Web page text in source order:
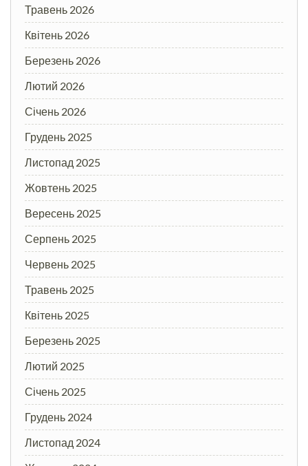
Травень 2026
Квітень 2026
Березень 2026
Лютий 2026
Січень 2026
Грудень 2025
Листопад 2025
Жовтень 2025
Вересень 2025
Серпень 2025
Червень 2025
Травень 2025
Квітень 2025
Березень 2025
Лютий 2025
Січень 2025
Грудень 2024
Листопад 2024